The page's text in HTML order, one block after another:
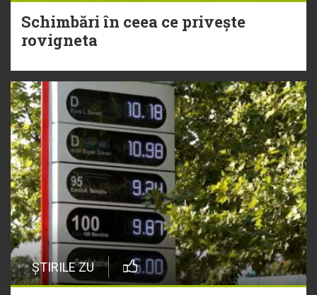
Schimbări în ceea ce privește
rovigneta
ȘTIRILE ZU